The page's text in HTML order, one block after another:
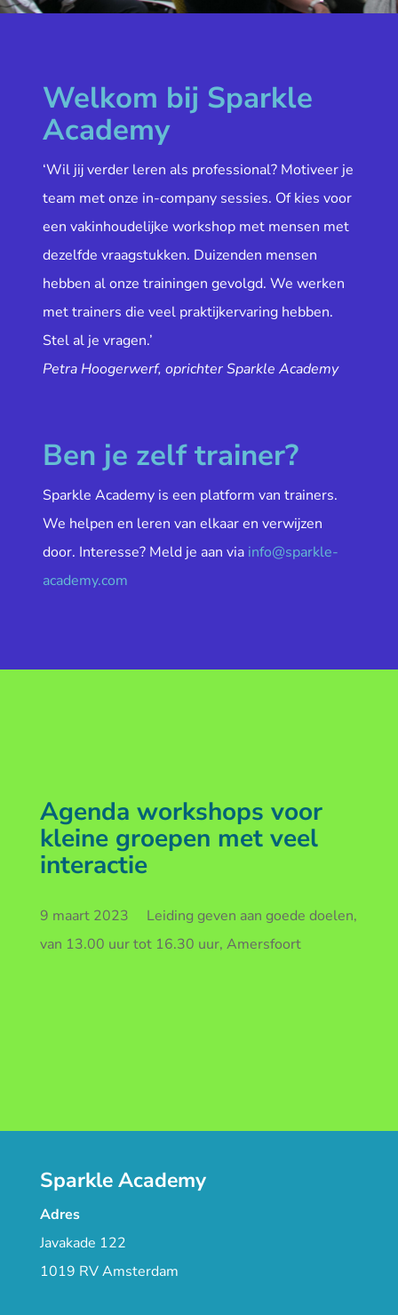
Welkom bij Sparkle
Academy
‘Wil jij verder leren als professional? Motiveer je
team met onze in-company sessies. Of kies voor
een vakinhoudelijke workshop met mensen met
dezelfde vraagstukken. Duizenden mensen
hebben al onze trainingen gevolgd. We werken
met trainers die veel praktijkervaring hebben.
Stel al je vragen.’
Petra Hoogerwerf, oprichter Sparkle Academy
Ben je zelf trainer?
Sparkle Academy is een platform van trainers.
We helpen en leren van elkaar en verwijzen
door. Interesse? Meld je aan via info@sparkle-
academy.com
Agenda workshops voor
kleine groepen met veel
interactie
9 maart 2023 Leiding geven aan goede doelen,
van 13.00 uur tot 16.30 uur, Amersfoort
Sparkle Academy
Adres
Javakade 122
1019 RV Amsterdam